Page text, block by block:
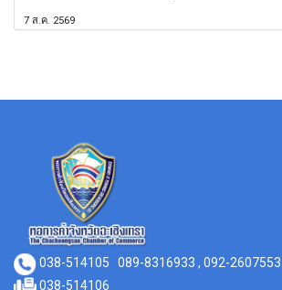
7 ส.ค. 2569
038-514105 089-8316933 , 092-2607553
038-514106